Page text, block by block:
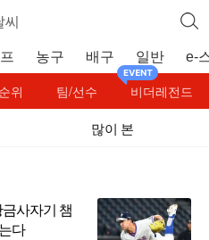
씨
농구 배구 일반 e-
순위 팀/선수 비더레전드
많이 본
금사자기 챔
다